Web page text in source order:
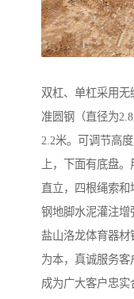
双杠、单杠采用
准圆钢（直径为
2.2米。可调节高
上，下面有底盘
直立，四根绳索和
钢地脚水泥灌注增
盐山洛龙体育器材
为本，真诚服务
成为广大客户忠